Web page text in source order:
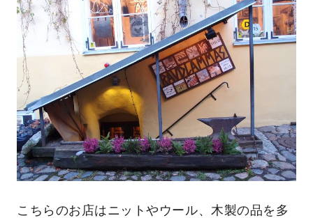
こちらのお店はニットやウール、木製の品を多